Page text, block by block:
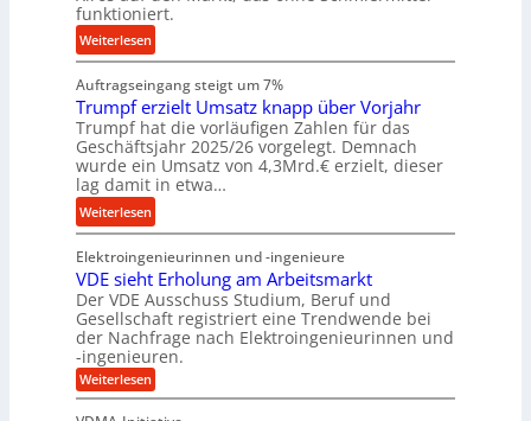
n
g
e
n
e
g
k
r
e
i
s
l
a
u
f
s
c
h
i
e
n
e
n
f
ü
u
n
g
e
n
B
funktioniert.
Weiterlesen:
W
a
r
t
u
n
g
s
r
e
i
e
s
H
y
Auftragseingang steigt um 7%
Trumpf erzielt Umsatz knapp über Vorjahr
Trumpf hat die vorläufigen Zahlen für das
Geschäftsjahr 2025/26 vorgelegt. Demnach
wurde ein Umsatz von 4,3Mrd.€ erzielt, dieser
lag damit in etwa…
Weiterlesen:
T
r
u
m
p
f
e
r
Elektroingenieurinnen und -ingenieure
VDE sieht Erholung am Arbeitsmarkt
Der VDE Ausschuss Studium, Beruf und
Gesellschaft registriert eine Trendwende bei
der Nachfrage nach Elektroingenieurinnen und
-ingenieuren.
Weiterlesen:
V